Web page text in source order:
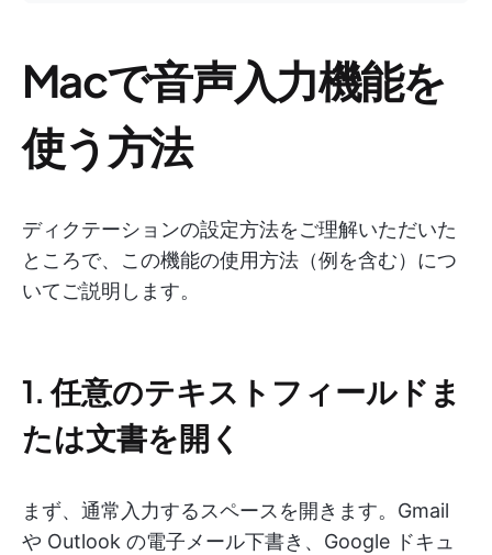
Macで音声入力機能を
使う方法
ディクテーションの設定方法をご理解いただいた
ところで、この機能の使用方法（例を含む）につ
いてご説明します。
1. 任意のテキストフィールドま
たは文書を開く
まず、通常入力するスペースを開きます。Gmail
や Outlook の電子メール下書き、Google ドキュ